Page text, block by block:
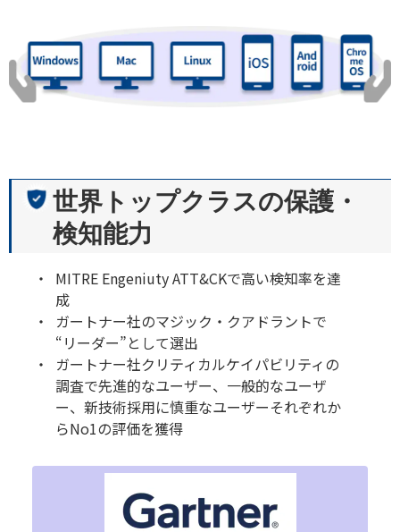
世界トップクラスの保護・
検知能力
MITRE Engeniuty ATT&CKで高い検知率を達
成
ガートナー社のマジック・クアドラントで
“リーダー”として選出
ガートナー社クリティカルケイパビリティの
調査で先進的なユーザー、一般的なユーザ
ー、新技術採用に慎重なユーザーそれぞれか
らNo1の評価を獲得